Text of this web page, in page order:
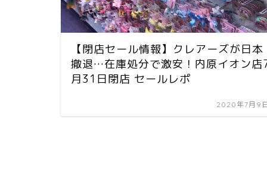
【閉店セール情報】クレアーズが日本
撤退…在庫処分で激安！内原イオン店
月31日閉店 セールレポ
2020年7月9